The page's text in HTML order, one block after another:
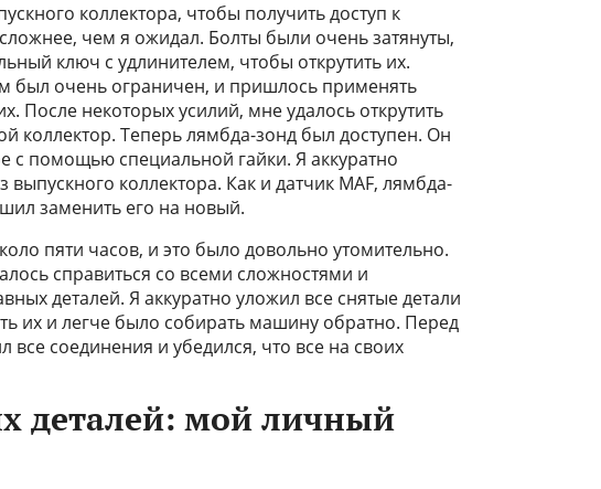
коллектора, чтобы получить доступ к
чем я ожидал. Болты были очень затянуты,
ключ с удлинителем, чтобы открутить их.
был очень ограничен, и пришлось применять
После некоторых усилий, мне удалось открутить
коллектор. Теперь лямбда-зонд был доступен. Он
с помощью специальной гайки. Я аккуратно
выпускного коллектора. Как и датчик MAF, лямбда-
заменить его на новый.
пяти часов, и это было довольно утомительно.
справиться со всеми сложностями и
деталей. Я аккуратно уложил все снятые детали
их и легче было собирать машину обратно. Перед
соединения и убедился, что все на своих
деталей: мой личный